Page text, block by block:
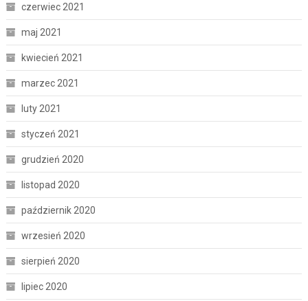
czerwiec 2021
maj 2021
kwiecień 2021
marzec 2021
luty 2021
styczeń 2021
grudzień 2020
listopad 2020
październik 2020
wrzesień 2020
sierpień 2020
lipiec 2020